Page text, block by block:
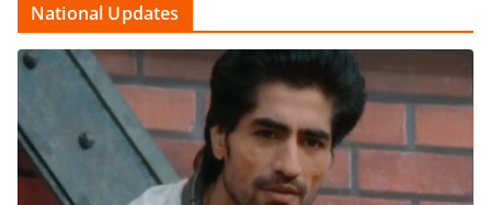
National Updates